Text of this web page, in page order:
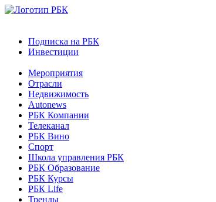
Подписка на РБК
Инвестиции
Мероприятия
Отрасли
Недвижимость
Autonews
РБК Компании
Телеканал
РБК Вино
Спорт
Школа управления РБК
РБК Образование
РБК Курсы
РБК Life
Тренды